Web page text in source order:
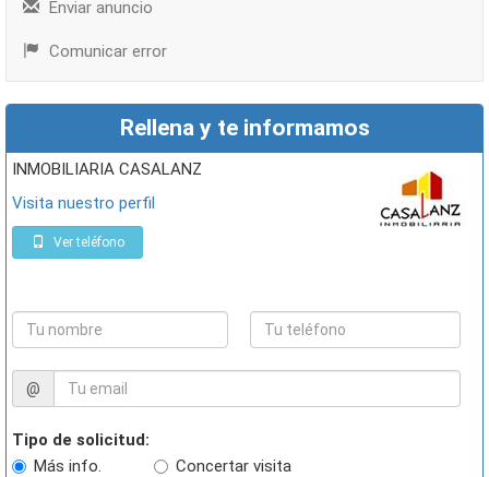
Enviar anuncio
Comunicar error
Rellena y te informamos
INMOBILIARIA CASALANZ
Visita nuestro perfil
Ver teléfono
@
Tipo de solicitud:
Más info.
Concertar visita